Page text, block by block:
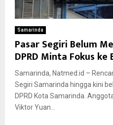
Samarinda
Pasar Segiri Belum
DPRD Minta Fokus
Samarinda, Natmed.id –
Segiri Samarinda hingga kini
DPRD Kota Samarinda.
Viktor Yuan...